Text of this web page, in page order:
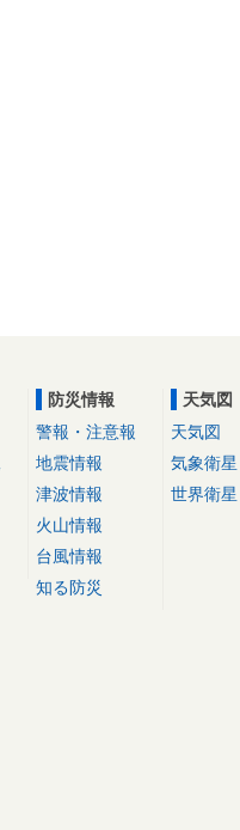
防災情報
警報・注意報
地震情報
津波情報
火山情報
台風情報
知る防災
天気図
天気図
気象衛星
世界衛星